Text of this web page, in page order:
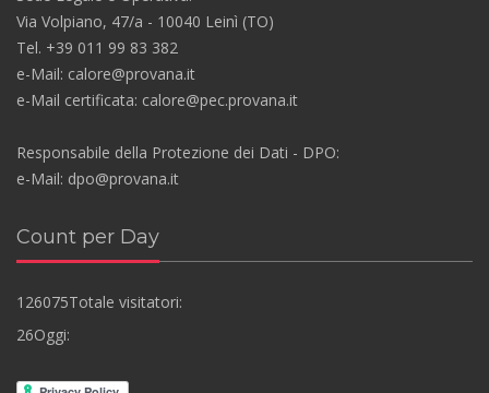
Via Volpiano, 47/a - 10040 Leinì (TO)
Tel. +39 011 99 83 382
e-Mail: calore@provana.it
e-Mail certificata: calore@pec.provana.it
Responsabile della Protezione dei Dati - DPO:
e-Mail: dpo@provana.it
Count per Day
126075Totale visitatori:
26Oggi: